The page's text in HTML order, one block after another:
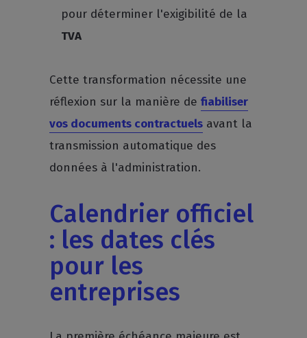
pour déterminer l'exigibilité de la
TVA
Cette transformation nécessite une
réflexion sur la manière defiabiliser
vos documents contractuels avant la
transmission automatique des
données à l'administration.
Calendrier officiel
: les dates clés
pour les
entreprises